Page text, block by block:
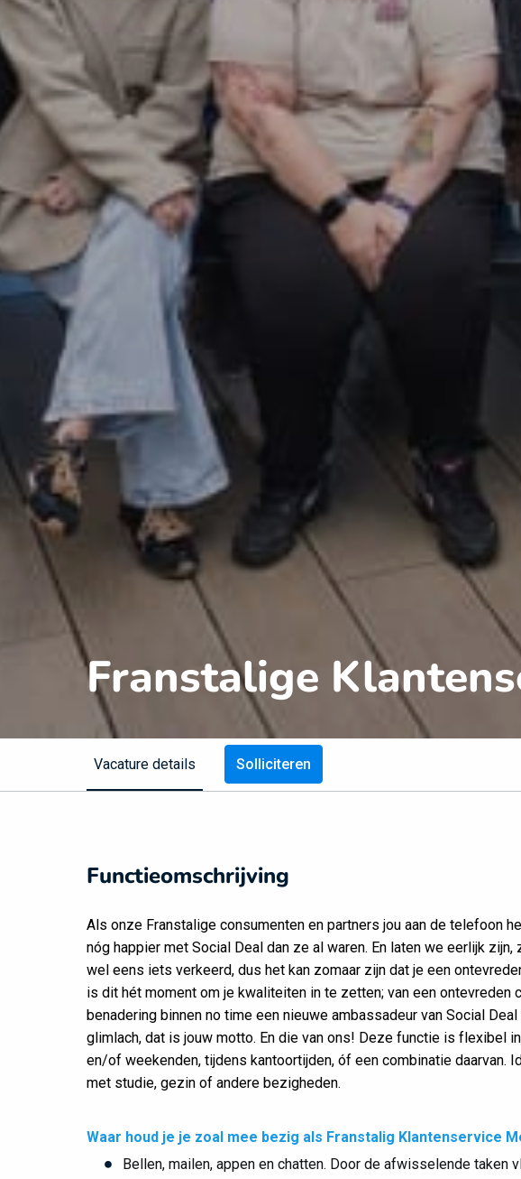
Franstalige
Vacature details Solliciteren
Functieomschrijving
Als onze Franstalige consumenten en partners jou aan de telefoon
nóg happier met Social Deal dan ze al waren. En laten we eerlijk
wel eens iets verkeerd, dus het kan zomaar zijn dat je een
is dit hét moment om je kwaliteiten in te zetten; van een
benadering binnen no time een nieuwe ambassadeur van Social
glimlach, dat is jouw motto. En die van ons! Deze functie is flexibel
en/of weekenden, tijdens kantoortijden, óf een combinatie daarvan.
met studie, gezin of andere bezigheden.
Waar houd je je zoal mee bezig als Franstalig Klantenservice
Bellen, mailen, appen en chatten. Door de afwisselende taken